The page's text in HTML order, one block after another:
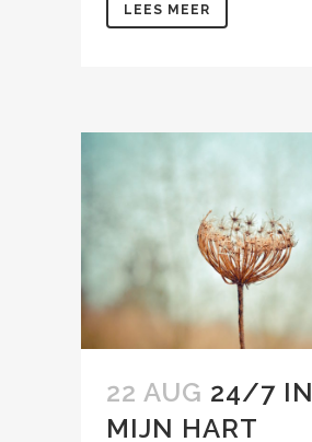
LEES MEER
22 AUG 24/7 IN
MIJN HART